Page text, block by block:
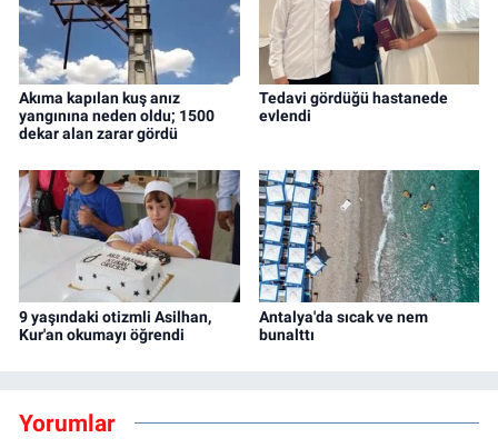
Akıma kapılan kuş anız
yangınına neden oldu; 1500
dekar alan zarar gördü
Tedavi gördüğü hastanede
evlendi
9 yaşındaki otizmli Asilhan,
Kur'an okumayı öğrendi
Antalya'da sıcak ve nem
bunalttı
Yorumlar